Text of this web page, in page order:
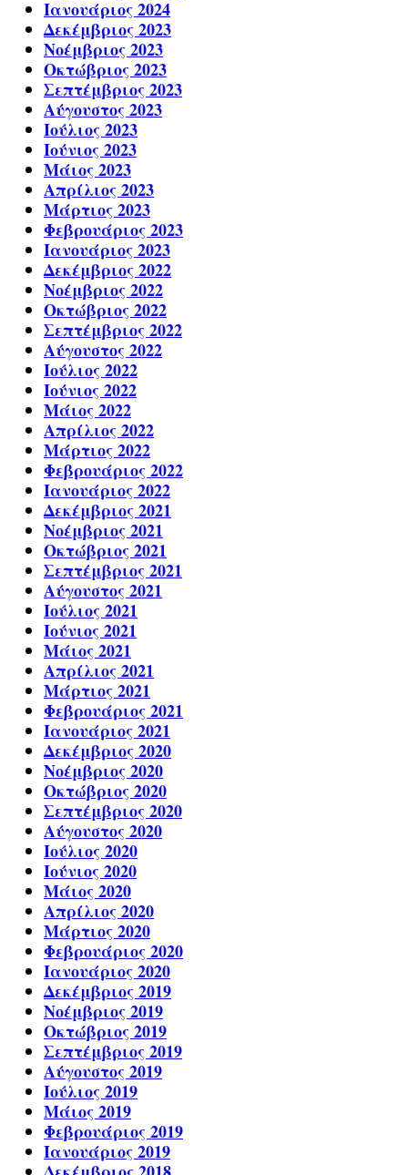
Ιανουάριος 2024
Δεκέμβριος 2023
Νοέμβριος 2023
Οκτώβριος 2023
Σεπτέμβριος 2023
Αύγουστος 2023
Ιούλιος 2023
Ιούνιος 2023
Μάιος 2023
Απρίλιος 2023
Μάρτιος 2023
Φεβρουάριος 2023
Ιανουάριος 2023
Δεκέμβριος 2022
Νοέμβριος 2022
Οκτώβριος 2022
Σεπτέμβριος 2022
Αύγουστος 2022
Ιούλιος 2022
Ιούνιος 2022
Μάιος 2022
Απρίλιος 2022
Μάρτιος 2022
Φεβρουάριος 2022
Ιανουάριος 2022
Δεκέμβριος 2021
Νοέμβριος 2021
Οκτώβριος 2021
Σεπτέμβριος 2021
Αύγουστος 2021
Ιούλιος 2021
Ιούνιος 2021
Μάιος 2021
Απρίλιος 2021
Μάρτιος 2021
Φεβρουάριος 2021
Ιανουάριος 2021
Δεκέμβριος 2020
Νοέμβριος 2020
Οκτώβριος 2020
Σεπτέμβριος 2020
Αύγουστος 2020
Ιούλιος 2020
Ιούνιος 2020
Μάιος 2020
Απρίλιος 2020
Μάρτιος 2020
Φεβρουάριος 2020
Ιανουάριος 2020
Δεκέμβριος 2019
Νοέμβριος 2019
Οκτώβριος 2019
Σεπτέμβριος 2019
Αύγουστος 2019
Ιούλιος 2019
Μάιος 2019
Φεβρουάριος 2019
Ιανουάριος 2019